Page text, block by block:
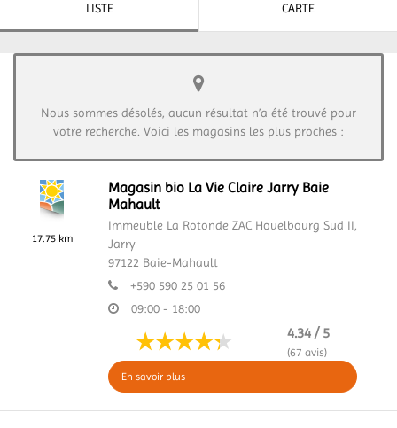
LISTE CARTE
Nous sommes désolés, aucun résultat n’a été trouvé pour
votre recherche. Voici les magasins les plus proches :
17.75 km
Magasin bio La Vie Claire Jarry Baie
Mahault
Immeuble La Rotonde ZAC Houelbourg Sud II,
Jarry
97122 Baie-Mahault
+590 590 25 01 56
09:00 - 18:00
4.34 / 5
(67 avis)
En savoir plus